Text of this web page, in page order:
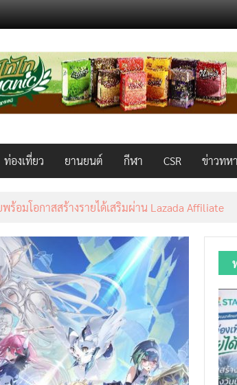
ท่องเที่ยว ยานยนต์ กีฬา CSR ข่าวทห
ร้อมโอกาสสร้างรายได้เสริมผ่าน Lazada Affiliate